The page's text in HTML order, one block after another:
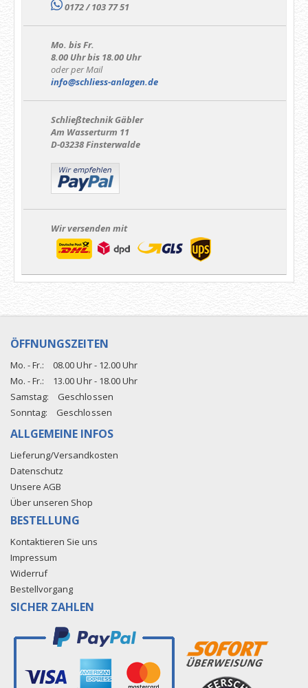
0172 / 103 77 51
Mo. bis Fr.
8.00 Uhr bis 18.00 Uhr
oder per Mail
info@schliess-anlagen.de
Schließtechnik Gäbler
Am Wasserturm 11
D-03238 Finsterwalde
Wir versenden mit
ÖFFNUNGSZEITEN
Mo. - Fr.:
08.00 Uhr - 12.00 Uhr
Mo. - Fr.:
13.00 Uhr - 18.00 Uhr
Samstag:
Geschlossen
Sonntag:
Geschlossen
ALLGEMEINE INFOS
Lieferung/Versandkosten
Datenschutz
Unsere AGB
Über unseren Shop
BESTELLUNG
Kontaktieren Sie uns
Impressum
Widerruf
Bestellvorgang
SICHER ZAHLEN